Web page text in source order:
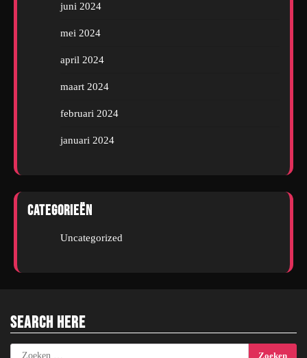
juni 2024
mei 2024
april 2024
maart 2024
februari 2024
januari 2024
Categorieën
Uncategorized
Search Here
Zoeken